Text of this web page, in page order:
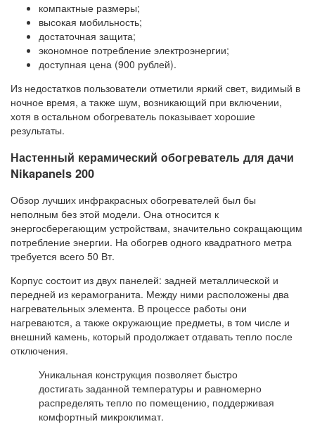
компактные размеры;
высокая мобильность;
достаточная защита;
экономное потребление электроэнергии;
доступная цена (900 рублей).
Из недостатков пользователи отметили яркий свет, видимый в
ночное время, а также шум, возникающий при включении,
хотя в остальном обогреватель показывает хорошие
результаты.
Настенный керамический обогреватель для дачи
Nikapanels 200
Обзор лучших инфракрасных обогревателей был бы
неполным без этой модели. Она относится к
энергосберегающим устройствам, значительно сокращающим
потребление энергии. На обогрев одного квадратного метра
требуется всего 50 Вт.
Корпус состоит из двух панелей: задней металлической и
передней из керамогранита. Между ними расположены два
нагревательных элемента. В процессе работы они
нагреваются, а также окружающие предметы, в том числе и
внешний камень, который продолжает отдавать тепло после
отключения.
Уникальная конструкция позволяет быстро
достигать заданной температуры и равномерно
распределять тепло по помещению, поддерживая
комфортный микроклимат.